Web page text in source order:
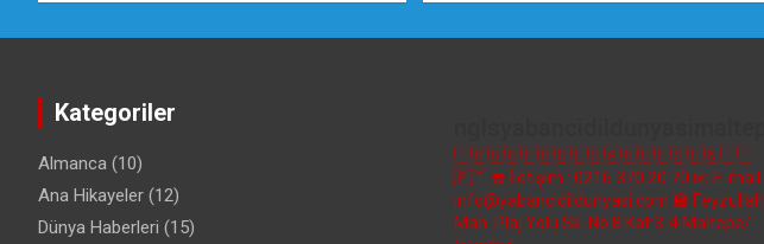
Kategoriler
Almanca (10)
Ana Hikayeler (12)
Dünya Haberleri (15)
🇹🇷🇬🇧🇫🇷🇩🇪🇸🇦🇷🇺🇪🇸🇨🇳🇮🇹
🇵🇹 ☎️ İletişim : 0216 370 20 70 📧 E-mail:
info@yabancidildunyasi.com 🏫 Feyzullah
Mah. Plaj Yolu Sk. No:8 Kat:3-4 Maltepe/